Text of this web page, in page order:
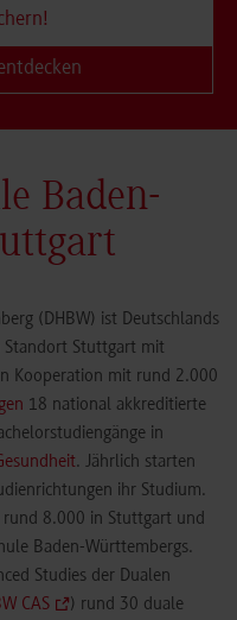
Baden-
(DHBW) ist Deutschlands
Standort Stuttgart mit
Kooperation mit rund 2.000
18 national akkreditierte
in
. Jährlich starten
ihr Studium.
8.000 in Stuttgart und
Baden-Württembergs.
Studies der Dualen
CAS
) rund 30 duale